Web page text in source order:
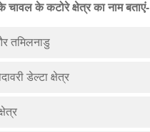
चावल के कटोरे क्षेत्र का नाम बताएं-
तमिलनाडु
डेल्टा क्षेत्र